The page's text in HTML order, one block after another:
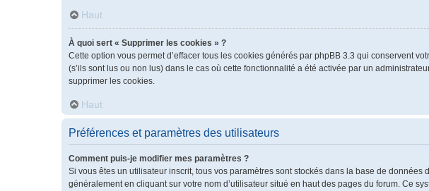
Haut
À quoi sert « Supprimer les cookies » ?
Cette option vous permet d’effacer tous les cookies générés par phpBB 3.3 qui conservent
(s’ils sont lus ou non lus) dans le cas où cette fonctionnalité a été activée par un
supprimer les cookies.
Haut
Préférences et paramètres des utilisateurs
Comment puis-je modifier mes paramètres ?
Si vous êtes un utilisateur inscrit, tous vos paramètres sont stockés dans la base de
généralement en cliquant sur votre nom d’utilisateur situé en haut des pages du forum. Ce